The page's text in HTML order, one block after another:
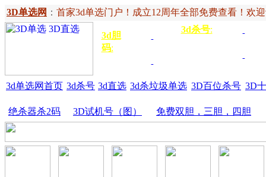
3D单选网 ： 首家3d单选门户！成立12周年全部免费查看！欢
3d胆
码:
3d杀号:
3d单选网首页 3d杀号 3d直选 3d杀垃圾单选 3D百位杀号 3D
绝杀器杀2码 3D试机号（图） 免费双胆，三胆，四胆